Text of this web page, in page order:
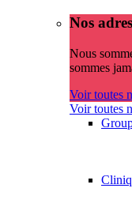
Nos
Nous
sommes
Voir toutes
Voir toutes